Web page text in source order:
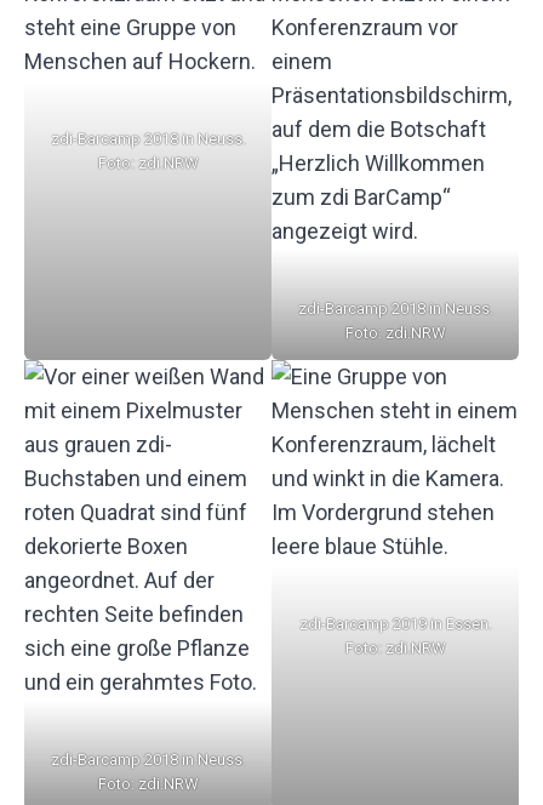
zdi-Barcamp 2018 in Neuss.
Foto: zdi.NRW
zdi-Barcamp 2018 in Neuss.
Foto: zdi.NRW
zdi-Barcamp 2018 in Neuss.
Foto: zdi.NRW
zdi-Barcamp 2019 in Essen.
Foto: zdi.NRW